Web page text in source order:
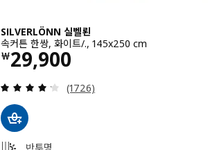
SILVERLÖNN 실벨뢴
속커튼 한쌍, 화이트/., 145x250 cm
￦29,900
가격 ￦ 29900
검토: 4.2 밖으로 5 별. 총 리뷰 수:
(1726)